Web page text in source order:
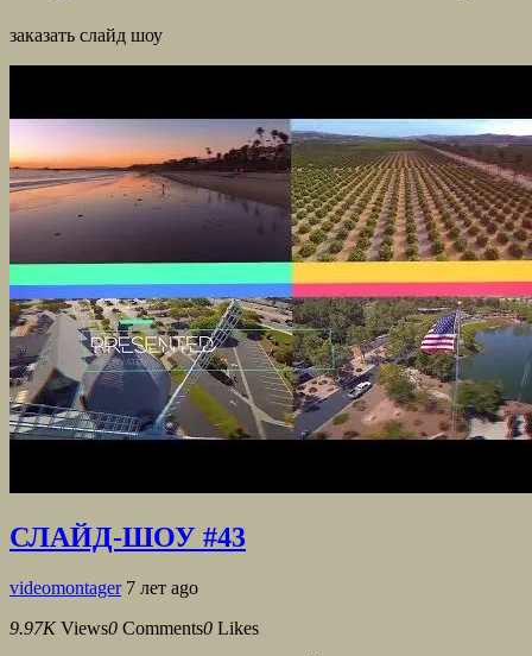
заказать слайд шоу
СЛАЙД-ШОУ #43
videomontager 7 лет ago
9.97K Views0 Comments0 Likes